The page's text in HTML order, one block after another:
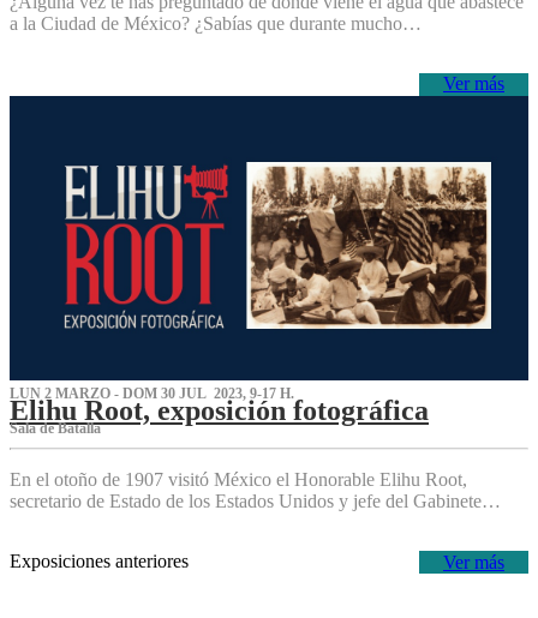
a la Ciudad de México? ¿Sabías que durante mucho…
Ver más
LUN 2 MARZO - DOM 30 JUL 2023, 9-17 H.
Elihu Root, exposición fotográfica
Sala de Batalla
En el otoño de 1907 visitó México el Honorable Elihu Root,
secretario de Estado de los Estados Unidos y jefe del Gabinete…
Ver más
Exposiciones anteriores